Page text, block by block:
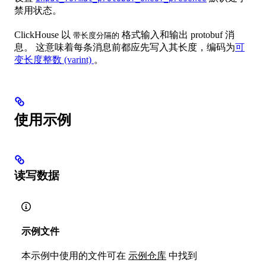
禁用状态。
ClickHouse 以 带长度分隔的 格式输入和输出 protobuf 消
息。 这意味着每条消息前都应先写入其长度，编码为可
变长度整数 (varint) 。
使用示例
读写数据
示例文件
本示例中使用的文件可在 示例仓库 中找到